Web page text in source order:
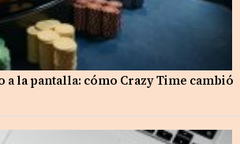
a la pantalla: cómo Crazy Time cambió